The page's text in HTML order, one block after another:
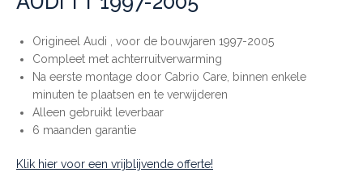
Origineel Audi , voor de bouwjaren 1997-2005
Compleet met achterruitverwarming
Na eerste montage door Cabrio Care, binnen enkele
minuten te plaatsen en te verwijderen
Alleen gebruikt leverbaar
6 maanden garantie
Klik hier voor een vrijblijvende offerte!